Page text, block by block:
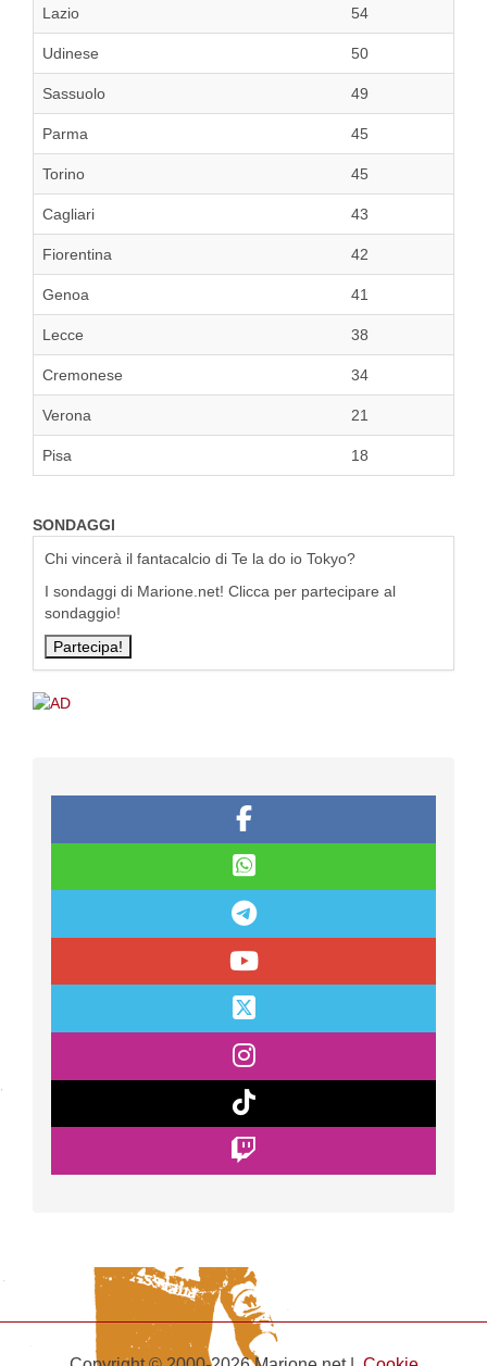
Lazio 54
Udinese 50
Sassuolo 49
Parma 45
Torino 45
Cagliari 43
Fiorentina 42
Genoa 41
Lecce 38
Cremonese 34
Verona 21
Pisa 18
SONDAGGI
Chi vincerà il fantacalcio di Te la do io Tokyo?
I sondaggi di Marione.net! Clicca per partecipare al
sondaggio!